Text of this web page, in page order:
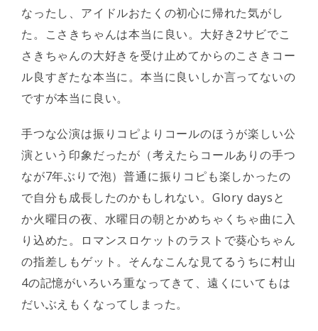
なったし、アイドルおたくの初心に帰れた気がし
た。こさきちゃんは本当に良い。大好き2サビでこ
さきちゃんの大好きを受け止めてからのこさきコー
ル良すぎたな本当に。本当に良いしか言ってないの
ですが本当に良い。
手つな公演は振りコピよりコールのほうが楽しい公
演という印象だったが（考えたらコールありの手つ
なが7年ぶりで泡）普通に振りコピも楽しかったの
で自分も成長したのかもしれない。Glory daysと
か火曜日の夜、水曜日の朝とかめちゃくちゃ曲に入
り込めた。ロマンスロケットのラストで葵心ちゃん
の指差しもゲット。そんなこんな見てるうちに村山
4の記憶がいろいろ重なってきて、遠くにいてもは
だいぶえもくなってしまった。